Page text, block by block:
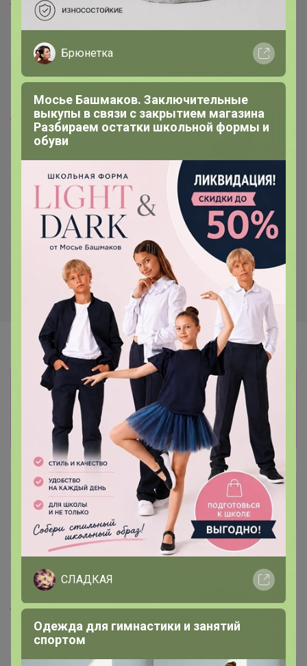
*Выписаться после того, как статус Вашего заказа
сменится на Зафиксировано, нельзя!
Бронь не гарантирует, что Ваш заказ будет в счете.
Наличие очень подвижное, склад собирает заказы
в порядке очередности. Этапность бронирования
сделана для того, чтобы нам досталось
максимально возможное количество позиций
*Закупки не объединяю! Если заказы из
поступающих контейнеров не успевают приехать на
следующую СП
Закупка-спутник
Что надеть? Микс качественного
трикотажа
Информация о заказах доступна
лишь членам клуба
Показать
клематис
Кандидат в магистры
20 июля, 2021 15:18
подскажите, пожалуйста когда будет наличие школа
девочки? отмечала позиции-мне нравится в июне. но
на все сейчас временно заказ приостановлен(
Брюнетка
Мосье Башмаков. Заключительные
выкупы в связи с закрытием магазина
Разбираем остатки школьной формы и
обуви
СЛАДКАЯ
Одежда для гимнастики и занятий
спортом